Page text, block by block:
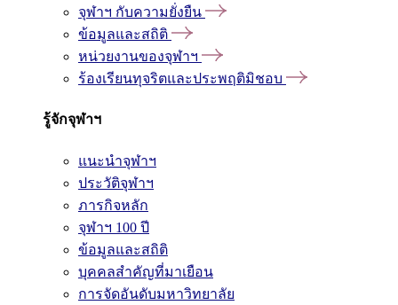
จุฬาฯ กับความยั่งยืน
ข้อมูลและสถิติ
หน่วยงานของจุฬาฯ
ร้องเรียนทุจริตและประพฤติมิชอบ
รู้จักจุฬาฯ
แนะนำจุฬาฯ
ประวัติจุฬาฯ
ภารกิจหลัก
จุฬาฯ 100 ปี
ข้อมูลและสถิติ
บุคคลสำคัญที่มาเยือน
การจัดอันดับมหาวิทยาลัย